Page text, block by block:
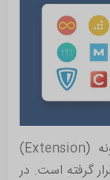
در گزارش ماه آگوست این پلتفرم ۷۰ افزونه (Extension)
قرار گرفته است. در